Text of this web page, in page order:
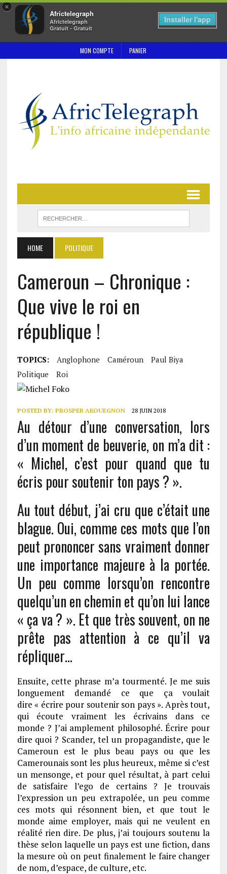
×
Africtelegraph
Africtelegraph
Gratuit - Gratuit
Installer l'app
MON COMPTE PANIER
HOME POLITIQUE
Cameroun – Chronique :
Que vive le roi en
république !
TOPICS: Anglophone Caméroun
Paul Biya
Politique
Roi
POSTED BY: PROSPER AKOUEGNON 28 JUIN 2018
Au détour d’une conversation, lors
d’un moment de beuverie, on m’a dit :
« Michel, c’est pour quand que tu
écris pour soutenir ton pays ? ».
Au tout début, j’ai cru que c’était une
blague. Oui, comme ces mots que l’on
peut prononcer sans vraiment donner
une importance majeure à la portée.
Un peu comme lorsqu’on rencontre
quelqu’un en chemin et qu’on lui lance
« ça va ? ». Et que très souvent, on ne
prête pas attention à ce qu’il va
répliquer…
Ensuite, cette phrase m’a tourmenté. Je me suis
longuement demandé ce que ça voulait
dire « écrire pour soutenir son pays ». Après tout,
qui écoute vraiment les écrivains dans ce
monde ? J’ai amplement philosophé. Écrire pour
dire quoi ? Scander, tel un propagandiste, que le
Cameroun est le plus beau pays ou que les
Camerounais sont les plus heureux, même si c’est
un mensonge, et pour quel résultat, à part celui
de satisfaire l’ego de certains ? Je trouvais
l’expression un peu extrapolée, un peu comme
ces mots qui résonnent bien, et que tout le
monde aime employer, mais qui ne veulent en
réalité rien dire. De plus, j’ai toujours soutenu la
thèse selon laquelle un pays est une fiction, dans
la mesure où on peut finalement le faire changer
de nom, d’espace, de culture, etc.